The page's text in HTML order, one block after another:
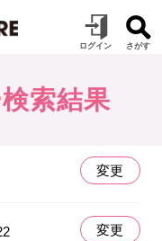
索結果
変更
変更